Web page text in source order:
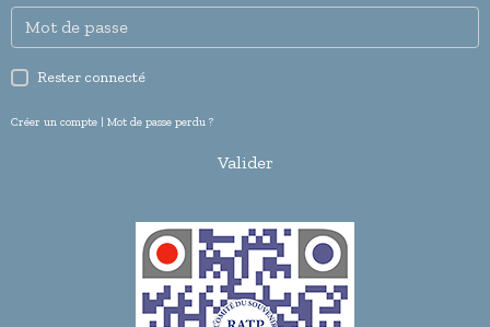
Rester connecté
Créer un compte | Mot de passe perdu ?
Valider